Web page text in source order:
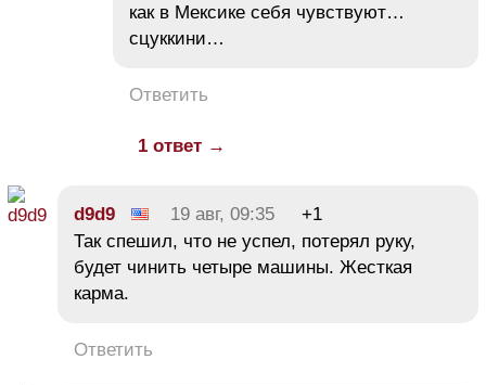
как в Мексике себя чувствуют…
сцуккини…
Ответить
1 ответ →
d9d9 19 авг, 09:35
+1
Так спешил, что не успел, потерял руку,
будет чинить четыре машины. Жесткая
карма.
Ответить